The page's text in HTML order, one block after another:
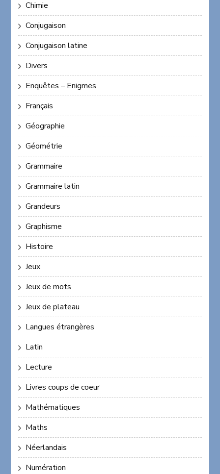
Chimie
Conjugaison
Conjugaison latine
Divers
Enquêtes – Enigmes
Français
Géographie
Géométrie
Grammaire
Grammaire latin
Grandeurs
Graphisme
Histoire
Jeux
Jeux de mots
Jeux de plateau
Langues étrangères
Latin
Lecture
Livres coups de coeur
Mathématiques
Maths
Néerlandais
Numération